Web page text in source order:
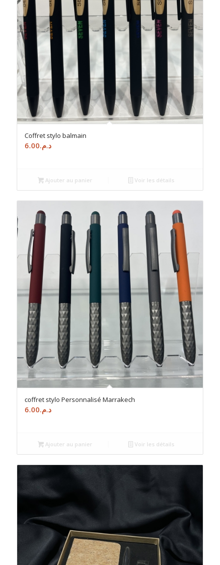
Coffret stylo balmain
د.م.6.00
Ajouter au panier Voir les détails
coffret stylo Personnalisé Marrakech
د.م.6.00
Ajouter au panier Voir les détails